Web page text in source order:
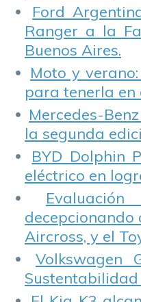
Ford
Ranger a la
Buenos Aires.
Moto y
para tenerla en
Mercedes-
la segunda
BYD Dolphin
eléctrico en
decepcionando
Aircross, y el
Volkswagen
Sustentabilidad